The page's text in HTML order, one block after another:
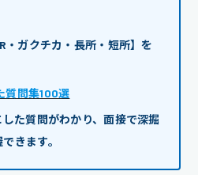
・ガクチカ・長所・短所】を
質問集100選
た質問がわかり、面接で深掘
きます。